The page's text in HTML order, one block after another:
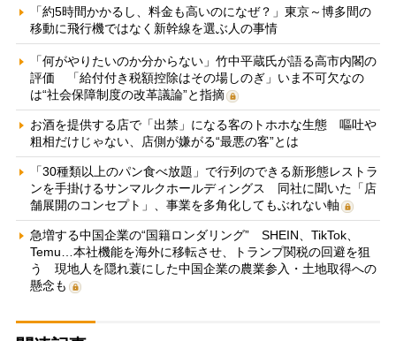
「約5時間かかるし、料金も高いのになぜ？」東京～博多間の
移動に飛行機ではなく新幹線を選ぶ人の事情
「何がやりたいのか分からない」竹中平蔵氏が語る高市内閣の
評価 「給付付き税額控除はその場しのぎ」いま不可欠なの
は“社会保障制度の改革議論”と指摘
お酒を提供する店で「出禁」になる客のトホホな生態 嘔吐や
粗相だけじゃない、店側が嫌がる“最悪の客”とは
「30種類以上のパン食べ放題」で行列のできる新形態レストラ
ンを手掛けるサンマルクホールディングス 同社に聞いた「店
舗展開のコンセプト」、事業を多角化してもぶれない軸
急増する中国企業の“国籍ロンダリング” SHEIN、TikTok、
Temu…本社機能を海外に移転させ、トランプ関税の回避を狙
う 現地人を隠れ蓑にした中国企業の農業参入・土地取得への
懸念も